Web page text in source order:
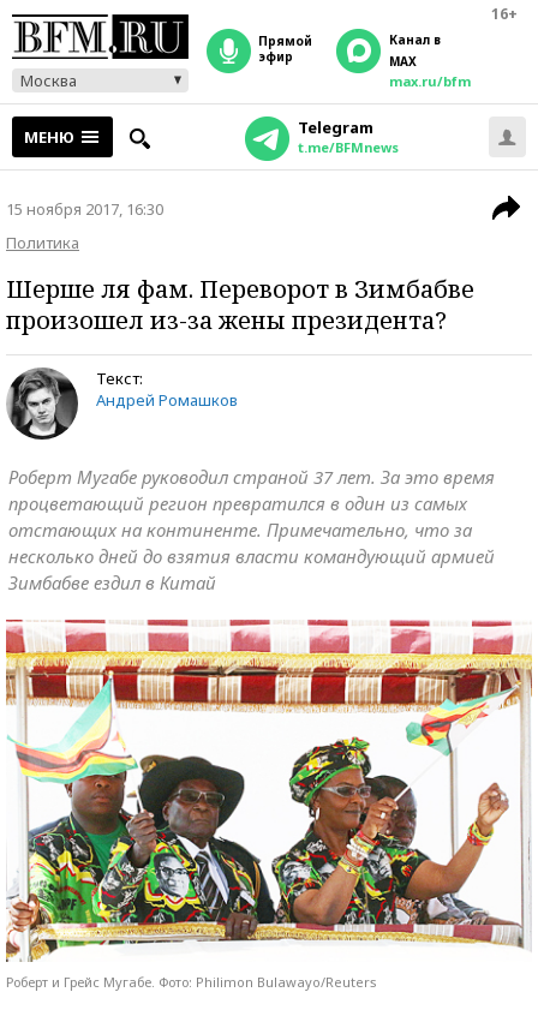
16+
Москва
прямой
эфир
Канал в
MAX
max.ru/bfm
МЕНЮ Telegram
t.me/BFMnews
15 ноября 2017, 16:30
Политика
Шерше ля фам. Переворот в Зимбабве
произошел из-за жены президента?
Текст:
Андрей Ромашков
Роберт Мугабе руководил страной 37 лет. За это время
процветающий регион превратился в один из самых
отстающих на континенте. Примечательно, что за
несколько дней до взятия власти командующий армией
Зимбабве ездил в Китай
Роберт и Грейс Мугабе. Фото: Philimon Bulawayo/Reuters